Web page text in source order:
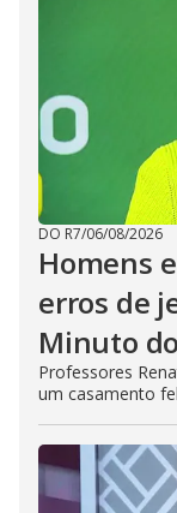
DO R7/06/08/2026
Homens
erros de
Minuto
Professores
um casamento